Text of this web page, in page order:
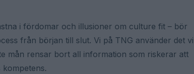
i fördomar och illusioner om culture fit – bör
från början till slut. Vi på TNG använder det vi
mån rensar bort all information som riskerar att